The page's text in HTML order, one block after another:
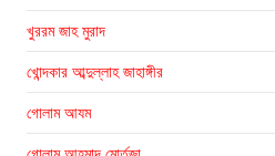
খুররম জাহ মুরাদ
খোন্দকার আব্দুল্লাহ জাহাঙ্গীর
গোলাম আযম